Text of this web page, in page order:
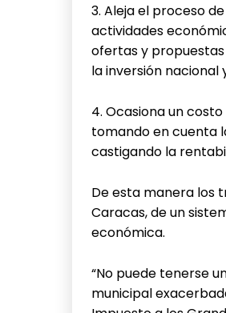
3. Aleja el proceso
actividades
ofertas y propuestas
la inversión
4. Ocasiona un
tomando en cuenta
castigando la
De esta manera los
Caracas, de un
económica.
“No puede tenerse
municipal